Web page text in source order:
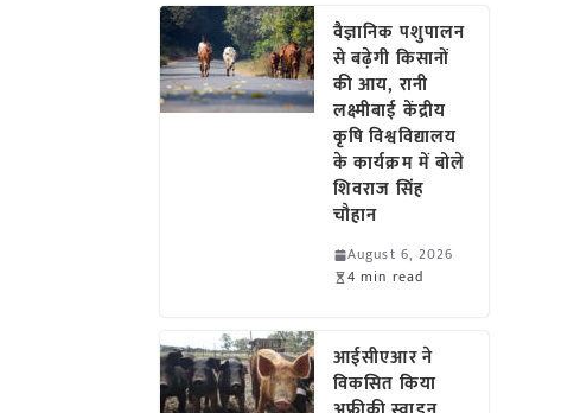
वैज्ञानिक पशुपालन
से बढ़ेगी किसानों
की आय, रानी
लक्ष्मीबाई केंद्रीय
कृषि विश्वविद्यालय
के कार्यक्रम में बोले
शिवराज सिंह
चौहान
August 6, 2026
4 min read
आईसीएआर ने
विकसित किया